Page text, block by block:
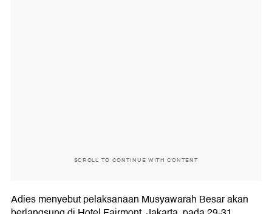
SCROLL TO CONTINUE WITH CONTENT
Adies menyebut pelaksanaan Musyawarah Besar akan